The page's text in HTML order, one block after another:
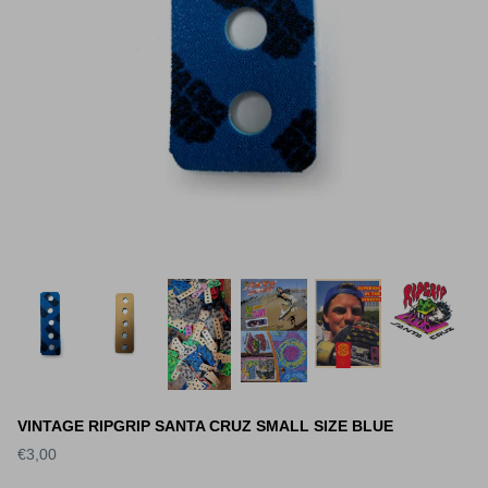
VINTAGE RIPGRIP SANTA CRUZ SMALL SIZE BLUE
€3,00